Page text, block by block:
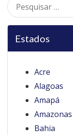
por:
Estados
Acre
Alagoas
Amapá
Amazonas
Bahia